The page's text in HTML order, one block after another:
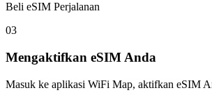
Beli eSIM Perjalanan
03
Mengaktifkan eSIM Anda
Masuk ke aplikasi WiFi Map, aktifkan eSIM